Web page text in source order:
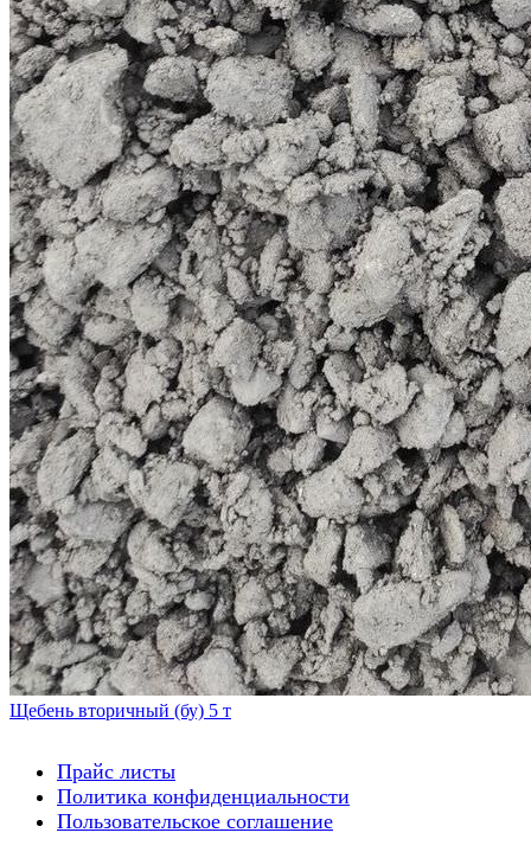
Щебень вторичный (бу) 5 т
Прайс листы
Политика конфиденциальности
Пользовательское соглашение